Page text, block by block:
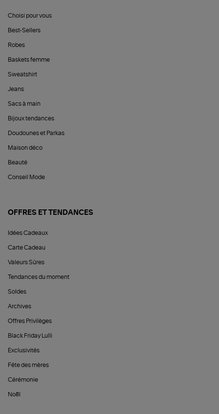
Choisi pour vous
Best-Sellers
Robes
Baskets femme
Sweatshirt
Jeans
Sacs à main
Bijoux tendances
Doudounes et Parkas
Maison déco
Beauté
Conseil Mode
OFFRES ET TENDANCES
Idées Cadeaux
Carte Cadeau
Valeurs Sûres
Tendances du moment
Soldes
Archives
Offres Privilèges
Black Friday Lulli
Exclusivités
Fête des mères
Cérémonie
Noël